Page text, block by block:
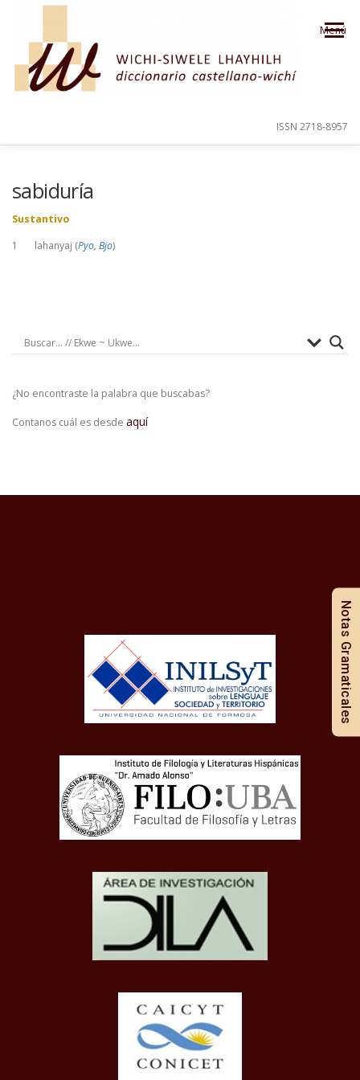
Saltar al contenido
Menú
ISSN 2718-8957
sabiduría
Sustantivo
1 lahanyaj (Pyo, Bjo)
¿No encontraste la palabra que buscabas?
Contanos cuál es desde aquí
Notas Gramaticales